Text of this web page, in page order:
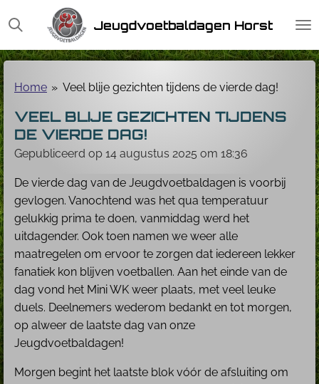
Ga
direct
naar
hoofdinhoud
Jeugdvoetbaldagen Horst
Home » Veel blije gezichten tijdens de vierde dag!
VEEL BLIJE GEZICHTEN TIJDENS
DE VIERDE DAG!
Gepubliceerd op 14 augustus 2025 om 18:36
De vierde dag van de Jeugdvoetbaldagen is voorbij
gevlogen. Vanochtend was het qua temperatuur
gelukkig prima te doen, vanmiddag werd het
uitdagender. Ook toen namen we weer alle
maatregelen om ervoor te zorgen dat iedereen lekker
fanatiek kon blijven voetballen. Aan het einde van de
dag vond het Mini WK weer plaats, met veel leuke
duels. Deelnemers wederom bedankt en tot morgen,
op alweer de laatste dag van onze
Jeugdvoetbaldagen!
Morgen begint het laatste blok vóór de afsluiting om